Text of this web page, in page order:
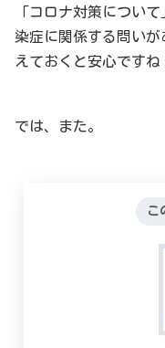
「コロナ対策につい
染症に関係する問い
えておくと安心ですね
では、また。
こ